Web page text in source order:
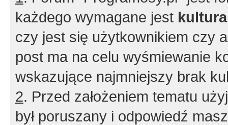
każdego wymagane jest
czy jest się użytkownikiem czy
post ma na celu wyśmiewanie
wskazujące najmniejszy brak
2. Przed założeniem tematu
był poruszany i odpowiedź